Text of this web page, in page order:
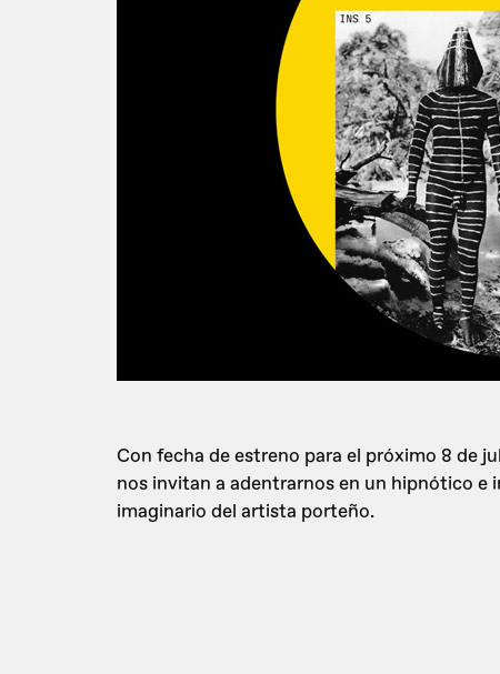
Con fecha de estreno para el próximo 8 de
nos invitan a adentrarnos en un hipnótico e
imaginario del artista porteño.